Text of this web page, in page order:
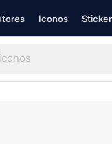
Iconos